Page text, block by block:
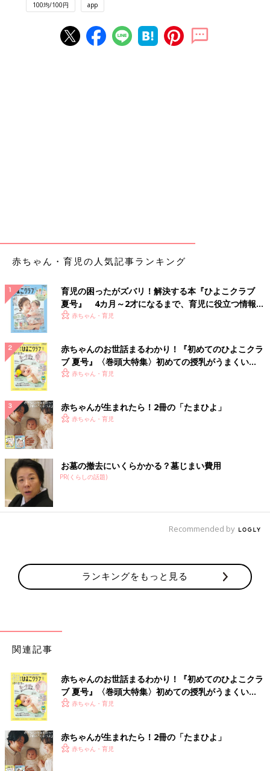
Instagramアカウント「moou_fu」
moou_fuさんがキャンドゥで購入したのはロケットタイプのくま
さん型蛍光ペンです。カラーはピンク、オレンジ、イエローの3
色展開。立てて置くとくまさんが肩車をしているかのようです
100均/100円 app
赤ちゃん・育児の人気記事ランキング
育児の困ったがズバリ！解決する本『ひよこクラブ
夏号』 4カ月～2才になるまで、育児に役立つ情報が
いっぱい！
赤ちゃん・育児
赤ちゃんのお世話まるわかり！『初めてのひよこクラ
ブ 夏号』〈巻頭大特集〉初めての授乳がうまくい
く！ おっぱい・ミルクの基本と夏のトラブル 解決テ
赤ちゃん・育児
赤ちゃんが生まれたら！2冊の「たまひよ」
赤ちゃん・育児
お墓の撤去にいくらかかる？墓じまい費用
PR(くらしの話題)
Recommended by
ランキングをもっと見る
関連記事
赤ちゃんのお世話まるわかり！『初めてのひよこクラ
ブ 夏号』〈巻頭大特集〉初めての授乳がうまくい
く！ おっぱい・ミルクの基本と夏のトラブル 解決テ
赤ちゃん・育児
赤ちゃんが生まれたら！2冊の「たまひよ」
赤ちゃん・育児